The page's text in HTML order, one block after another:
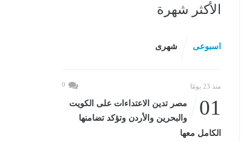
الأكثر شهرة
اسبوعى شهرى
منذ 23 يومًا 0
01
مصر تدين الاعتداءات على الكويت
والبحرين والأردن وتؤكد تضامنها
الكامل معها